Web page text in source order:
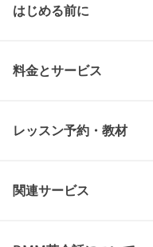
はじめる前に
料金とサービス
レッスン予約・教材
関連サービス